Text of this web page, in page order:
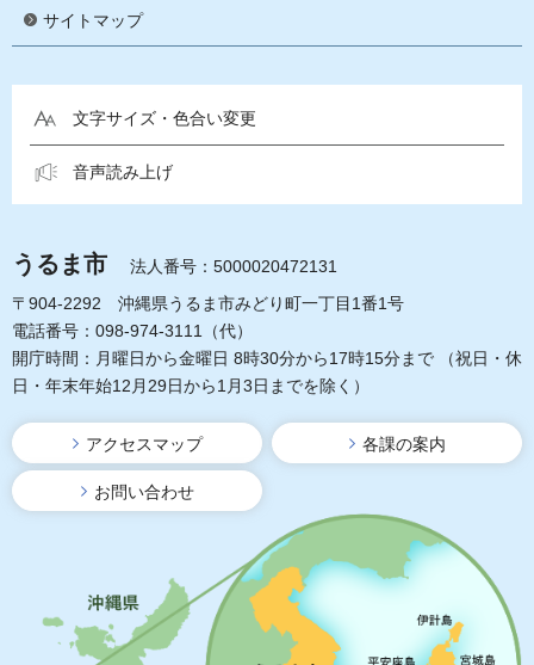
サイトマップ
文字サイズ・色合い変更
音声読み上げ
うるま市
法人番号：5000020472131
〒904-2292 沖縄県うるま市みどり町一丁目1番1号
電話番号：098-974-3111（代）
開庁時間：月曜日から金曜日 8時30分から17時15分まで
（祝日・休
日・年末年始12月29日から1月3日までを除く）
アクセスマップ 各課の案内
お問い合わせ